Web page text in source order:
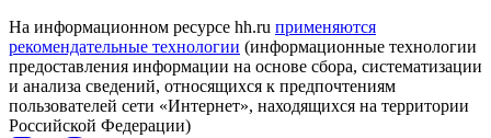
На информационном ресурсе hh.ru применяются
рекомендательные технологии (информационные технологии
предоставления информации на основе сбора, систематизации
и анализа сведений, относящихся к предпочтениям
пользователей сети «Интернет», находящихся на территории
Российской Федерации)